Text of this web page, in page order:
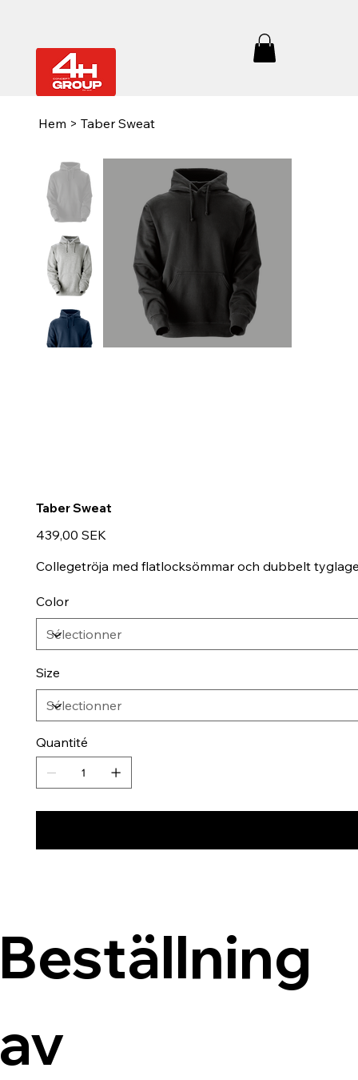
Hem > Taber Sweat
Taber Sweat
Prix
439,00 SEK
Collegetröja med flatlocksömmar och dubbelt
Color
Size
Quantité